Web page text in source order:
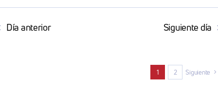
Día anterior Siguiente día
1 2 Siguiente